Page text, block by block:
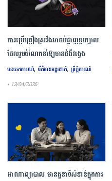
ការ​ប្រើគ្រឿង​ស្រវឹង​អាចបំផ្លាញ​ខួរក្បាល
ដែល​រួមចំណែក​នាំឱ្យ​មាន​ជំងឺ​វង្វេង
បទយកការណ៍, ព័ត៌មានអន្តរជាតិ,ព្រឹត្តិការណ៍
• 13/04/2026
អាណាព្យាបាល មានតួនាទីសំខាន់ក្នុងការ